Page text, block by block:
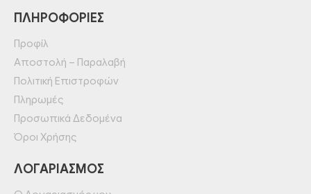
ΠΛΗΡΟΦΟΡΊΕΣ
Προφίλ
Αποστολή – Παραλαβή
Πολιτική Επιστροφών
Πληρωμές
Προσωπικά Δεδομένα
Όροι Χρήσης
ΛΟΓΑΡΙΑΣΜΌΣ